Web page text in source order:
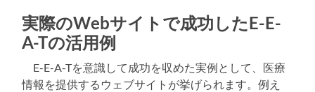
実際のWebサイトで成功したE-E-
A-Tの活用例
E-E-A-Tを意識して成功を収めた実例として、医療
情報を提供するウェブサイトが挙げられます。例え